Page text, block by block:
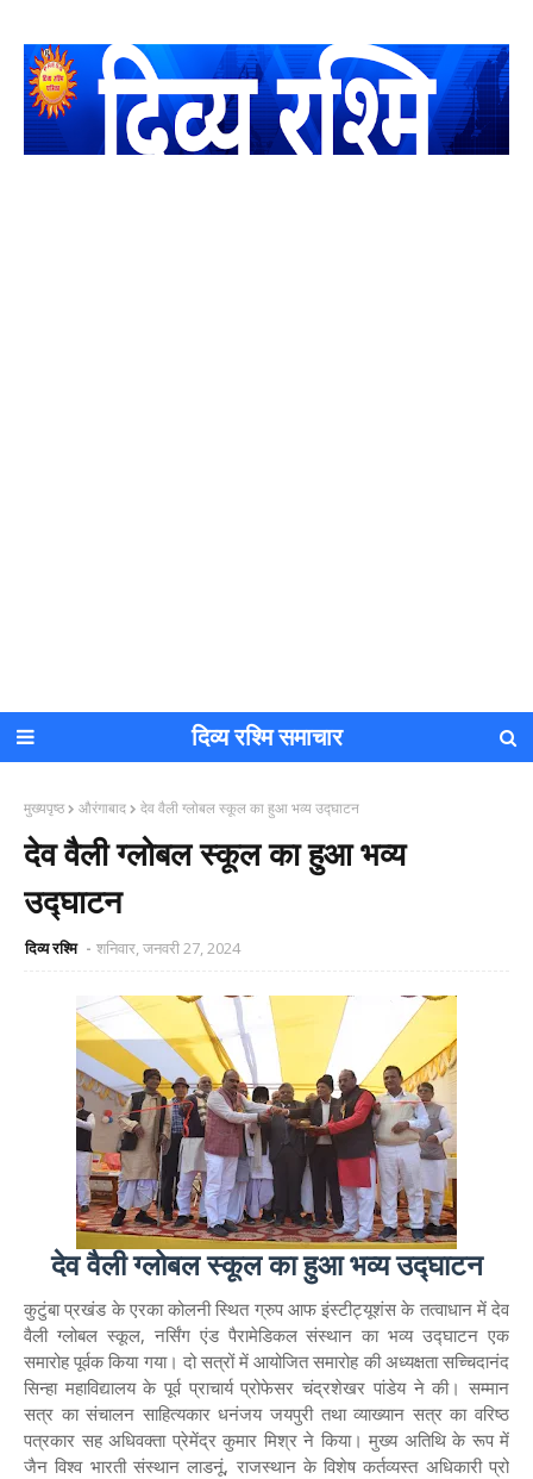
दिव्य रश्मि समाचार
मुख्यपृष्ठ औरंगाबाद देव वैली ग्लोबल स्कूल का हुआ भव्य उद्घाटन
देव वैली ग्लोबल स्कूल का हुआ भव्य
उद्घाटन
दिव्य रश्मि शनिवार, जनवरी 27, 2024
देव वैली ग्लोबल स्कूल का हुआ भव्य उद्घाटन
कुटुंबा प्रखंड के एरका कोलनी स्थित ग्रुप आफ इंस्टीट्यूशंस के तत्वाधान में देव
वैली ग्लोबल स्कूल, नर्सिंग एंड पैरामेडिकल संस्थान का भव्य उद्घाटन एक
समारोह पूर्वक किया गया। दो सत्रों में आयोजित समारोह की अध्यक्षता सच्चिदानंद
सिन्हा महाविद्यालय के पूर्व प्राचार्य प्रोफेसर चंद्रशेखर पांडेय ने की। सम्मान
सत्र का संचालन साहित्यकार धनंजय जयपुरी तथा व्याख्यान सत्र का वरिष्ठ
पत्रकार सह अधिवक्ता प्रेमेंद्र कुमार मिश्र ने किया। मुख्य अतिथि के रूप में
जैन विश्व भारती संस्थान लाडनूं, राजस्थान के विशेष कर्तव्यस्त अधिकारी प्रो